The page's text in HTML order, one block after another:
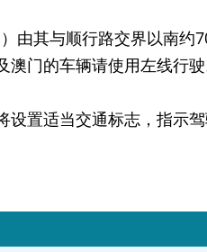
由其与顺行路交界以南约
门的车辆请使用左线行驶
置适当交通标志，指示驾